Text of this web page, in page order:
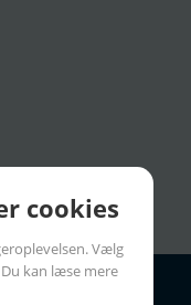
cookies
Vælg
kan læse mere